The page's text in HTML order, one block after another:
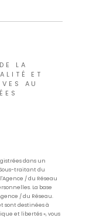
LA
ET
AU
dans un
traitant du
/ du Réseau
La base
/ du Réseau.
sont destinées à
et libertés », vous